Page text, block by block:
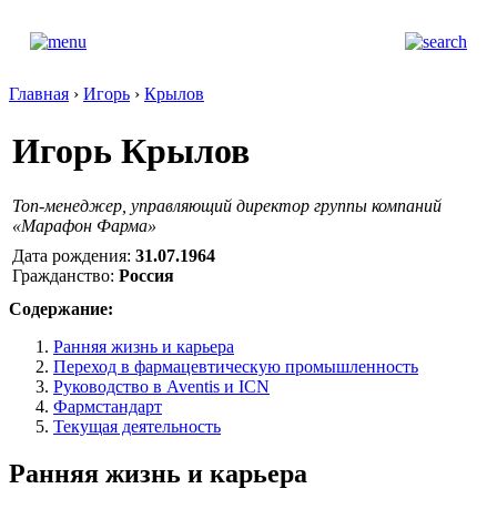
Главная › Игорь › Крылов
Игорь Крылов
Топ-менеджер, управляющий директор группы компаний
«Марафон Фарма»
Дата рождения: 31.07.1964
Гражданство: Россия
Содержание:
Ранняя жизнь и карьера
Переход в фармацевтическую промышленность
Руководство в Aventis и ICN
Фармстандарт
Текущая деятельность
Ранняя жизнь и карьера